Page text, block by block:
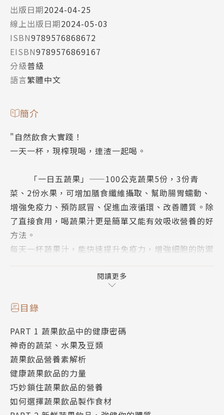
出版日期2024-04-25
線上出版日期2024-05-03
ISBN9789576868672
EISBN9789576869167
分級普級
語言繁體中文
簡介
"自然飲食大實踐！
一天一杯，現榨現喝，連渣一起喝。
「一日五蔬果」——100公克蔬果5份，3份青
菜、2份水果，可增加膳食纖維攝取、幫助腸胃蠕動、
增強免疫力、預防感冒、促進血液循環、改善體質。除
了直接食用，喝蔬果汁更是簡單又能有效吸收營養的好
方法。
每天一杯蔬果汁，能快速提升免疫力，增強細胞的防禦
＊瘦身美容•排毒健體•預防癌症•提升免疫•健胃整
食譜提供全方位功效！"
閱讀更多
目錄
PART 1 蔬果飲品中的健康密碼
神奇的蔬菜、水果及豆類
蔬果飲品營養素解析
健康蔬果飲品的力量
巧妙鎖住蔬果飲品的營養
如何選擇蔬果飲品製作食材